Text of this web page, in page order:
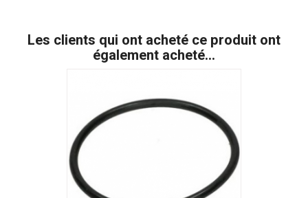
Les clients qui ont acheté ce produit ont
également acheté...